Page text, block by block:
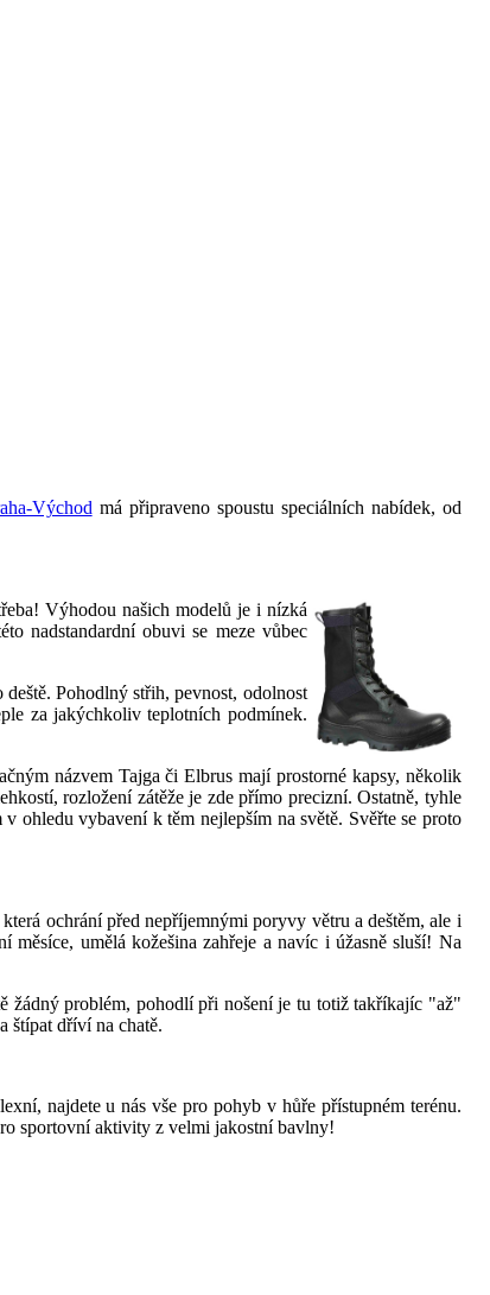
Východ má připraveno spoustu speciálních nabídek, od
Výhodou našich modelů je i nízká
nadstandardní obuvi se meze vůbec
Pohodlný střih, pevnost, odolnost
za jakýchkoliv teplotních podmínek.
názvem Tajga či Elbrus mají prostorné kapsy, několik
rozložení zátěže je zde přímo precizní. Ostatně, tyhle
ohledu vybavení k těm nejlepším na světě. Svěřte se proto
ochrání před nepříjemnými poryvy větru a deštěm, ale i
umělá kožešina zahřeje a navíc i úžasně sluší! Na
žádný problém, pohodlí při nošení je tu totiž takříkajíc "až"
štípat dříví na chatě.
najdete u nás vše pro pohyb v hůře přístupném terénu.
sportovní aktivity z velmi jakostní bavlny!